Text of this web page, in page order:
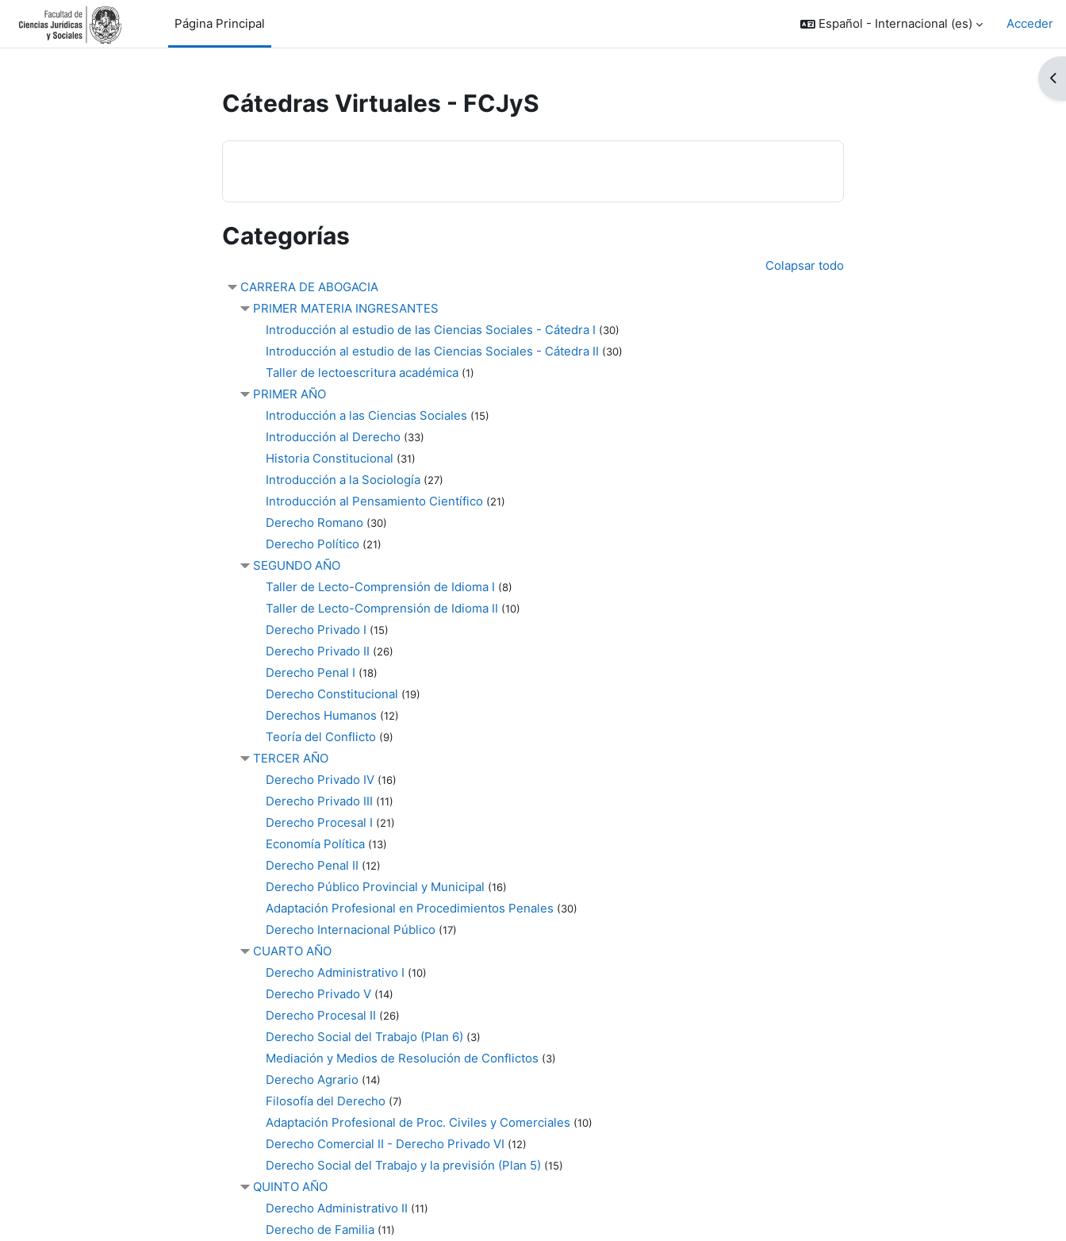
Salta al contenido principal
Página Principal
Español - Internacional ‎(es)‎ Acceder
Cátedras Virtuales - FCJyS
Categorías
Colapsar todo
CARRERA DE ABOGACIA
PRIMER MATERIA INGRESANTES
Introducción al estudio de las Ciencias Sociales - Cátedra I (30)
Introducción al estudio de las Ciencias Sociales - Cátedra II (30)
Taller de lectoescritura académica (1)
PRIMER AÑO
Introducción a las Ciencias Sociales (15)
Introducción al Derecho (33)
Historia Constitucional (31)
Introducción a la Sociología (27)
Introducción al Pensamiento Científico (21)
Derecho Romano (30)
Derecho Político (21)
SEGUNDO AÑO
Taller de Lecto-Comprensión de Idioma I (8)
Taller de Lecto-Comprensión de Idioma II (10)
Derecho Privado I (15)
Derecho Privado II (26)
Derecho Penal I (18)
Derecho Constitucional (19)
Derechos Humanos (12)
Teoría del Conflicto (9)
TERCER AÑO
Derecho Privado IV (16)
Derecho Privado III (11)
Derecho Procesal I (21)
Economía Política (13)
Derecho Penal II (12)
Derecho Público Provincial y Municipal (16)
Adaptación Profesional en Procedimientos Penales (30)
Derecho Internacional Público (17)
CUARTO AÑO
Derecho Administrativo I (10)
Derecho Privado V (14)
Derecho Procesal II (26)
Derecho Social del Trabajo (Plan 6) (3)
Mediación y Medios de Resolución de Conflictos (3)
Derecho Agrario (14)
Filosofía del Derecho (7)
Adaptación Profesional de Proc. Civiles y Comerciales (10)
Derecho Comercial II - Derecho Privado VI (12)
Derecho Social del Trabajo y la previsión (Plan 5) (15)
QUINTO AÑO
Derecho Administrativo II (11)
Derecho de Familia (11)